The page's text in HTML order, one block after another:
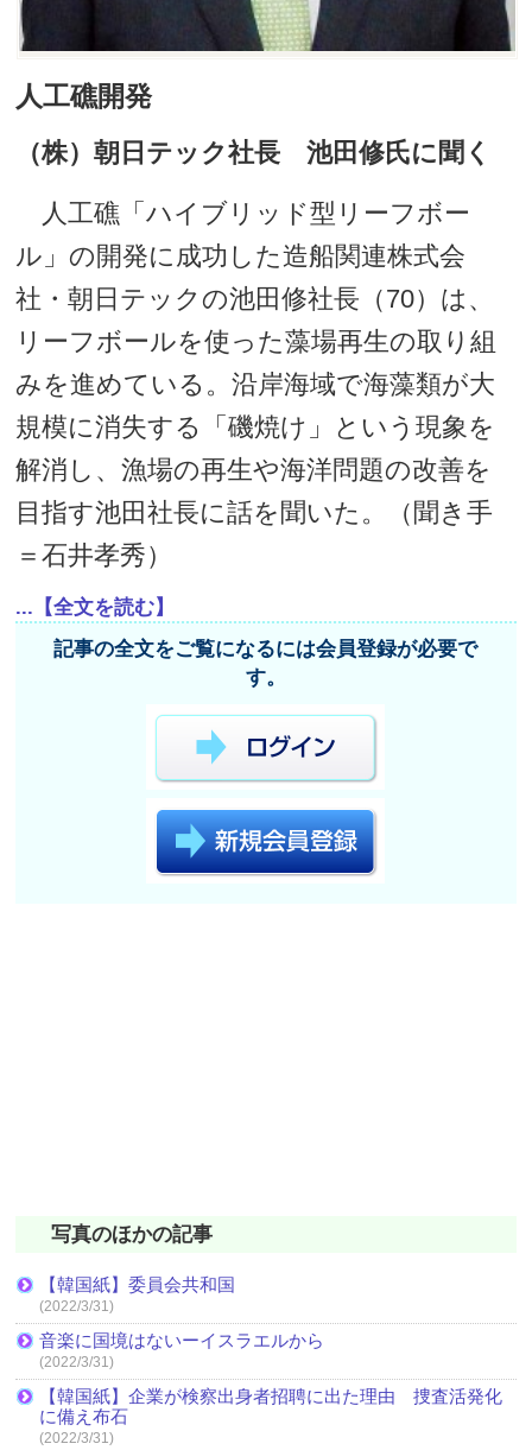
人工礁開発
（株）朝日テック社長 池田修氏に聞く
人工礁「ハイブリッド型リーフボー
ル」の開発に成功した造船関連株式会
社・朝日テックの池田修社長（70）は、
リーフボールを使った藻場再生の取り組
みを進めている。沿岸海域で海藻類が大
規模に消失する「磯焼け」という現象を
解消し、漁場の再生や海洋問題の改善を
目指す池田社長に話を聞いた。（聞き手
＝石井孝秀）
...【全文を読む】
記事の全文をご覧になるには会員登録が必要で
す。
写真のほかの記事
【韓国紙】委員会共和国
(2022/3/31)
音楽に国境はないーイスラエルから
(2022/3/31)
【韓国紙】企業が検察出身者招聘に出た理由 捜査活発化
に備え布石
(2022/3/31)